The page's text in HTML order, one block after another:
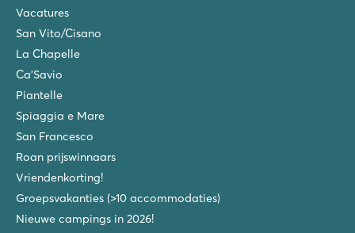
Vacatures
San Vito/Cisano
La Chapelle
Ca'Savio
Piantelle
Spiaggia e Mare
San Francesco
Roan prijswinnaars
Vriendenkorting!
Groepsvakanties (>10 accommodaties)
Nieuwe campings in 2026!